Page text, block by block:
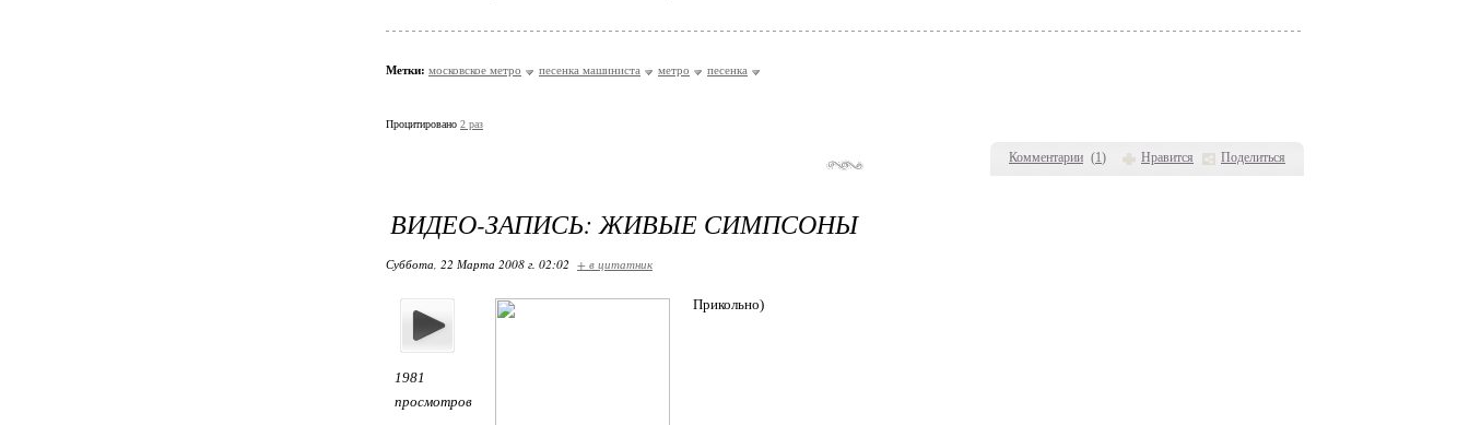
Комментарии (1) Нравится Поделиться
Метки: московское метро песенка машиниста метро песенка
Процитировано 2 раз
ВИДЕО-ЗАПИСЬ: ЖИВЫЕ СИМПСОНЫ
Суббота, 22 Марта 2008 г. 02:02 + в цитатник
1981
просмотров
Прикольно)